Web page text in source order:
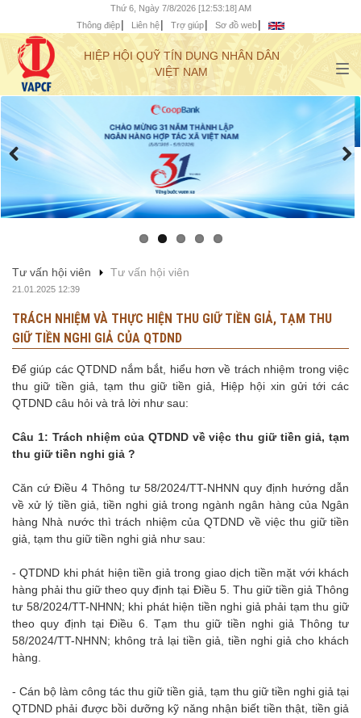
Thứ 6, Ngày 7/8/2026 [12:53:18] AM
Thông điệp
Liên hệ Trợ giúp Sơ đồ web
HIỆP HỘI QUỸ TÍN DỤNG NHÂN DÂN
VIỆT NAM
Tư vấn hội viên Tư vấn hội viên
21.01.2025 12:39
TRÁCH NHIỆM VÀ THỰC HIỆN THU GIỮ TIỀN GIẢ, TẠM THU
GIỮ TIỀN NGHI GIẢ CỦA QTDND
Để giúp các QTDND nắm bắt, hiểu hơn về trách nhiệm trong việc
thu giữ tiền giả, tạm thu giữ tiền giả, Hiệp hội xin gửi tới các
QTDND câu hỏi và trả lời như sau:
Câu 1: Trách nhiệm của QTDND về việc thu giữ tiền giả, tạm
thu giữ tiền nghi giả ?
Căn cứ Điều 4 Thông tư 58/2024/TT-NHNN quy định hướng dẫn
về xử lý tiền giả, tiền nghi giả trong ngành ngân hàng của Ngân
hàng Nhà nước thì trách nhiệm của QTDND về việc thu giữ tiền
giả, tạm thu giữ tiền nghi giả như sau:
- QTDND khi phát hiện tiền giả trong giao dịch tiền mặt với khách
hàng phải thu giữ theo quy định tại Điều 5. Thu giữ tiền giả Thông
tư 58/2024/TT-NHNN; khi phát hiện tiền nghi giả phải tạm thu giữ
theo quy định tại Điều 6. Tạm thu giữ tiền nghi giả Thông tư
58/2024/TT-NHNN; không trả lại tiền giả, tiền nghi giả cho khách
hàng.
- Cán bộ làm công tác thu giữ tiền giả, tạm thu giữ tiền nghi giả tại
QTDND phải được bồi dưỡng kỹ năng nhận biết tiền thật, tiền giả